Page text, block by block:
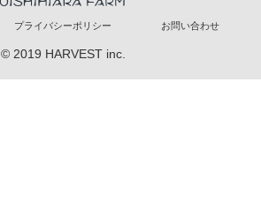
プライバシーポリシー お問い合わせ
© 2019 HARVEST inc.